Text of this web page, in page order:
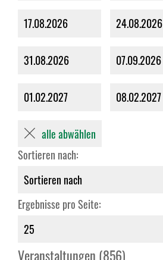
17.08.2026 24.08.2026
31.08.2026 07.09.2026
01.02.2027 08.02.2027
alle abwählen
Sortieren nach:
Ergebnisse pro Seite:
Veranstaltungen (856)